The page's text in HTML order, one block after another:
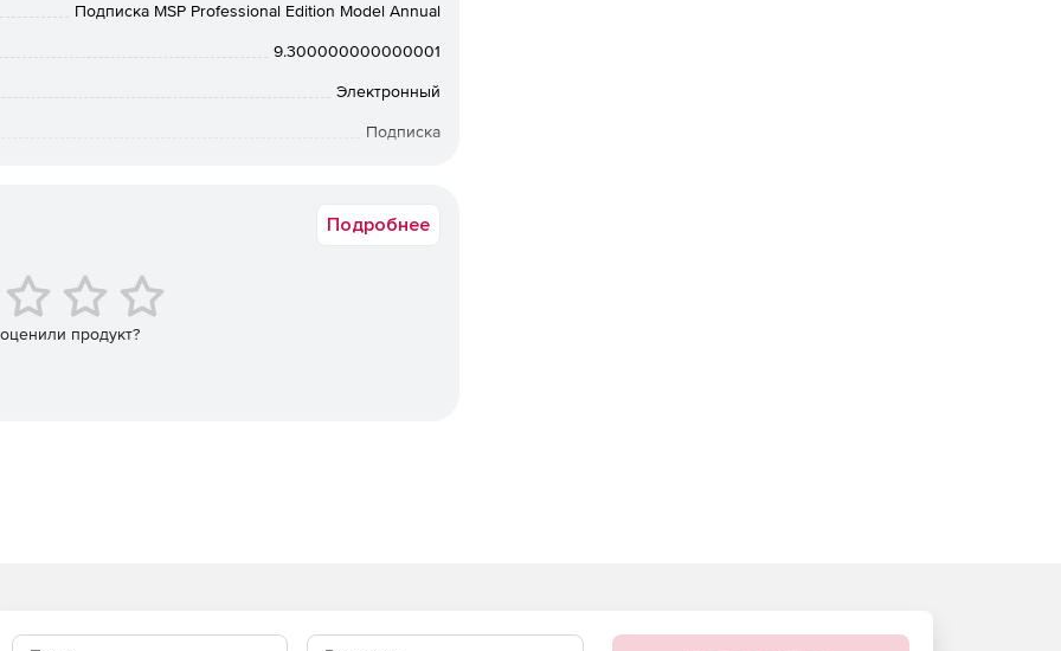
ИТ-средой.
Подписка MSP Professional Edition Model Annual
9.300000000000001
Электронный
Подписка
Подробнее
продукт?